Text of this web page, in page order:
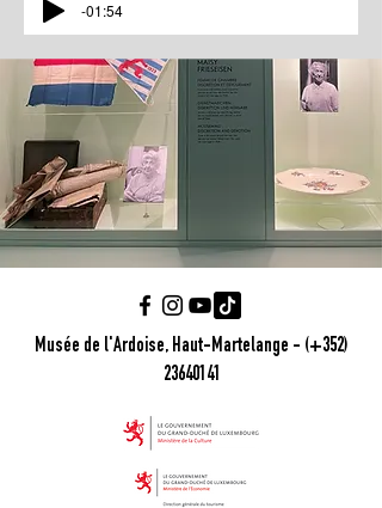
-01:54
Musée de l'Ardoise, Haut-Martelange - (+352)
23640141